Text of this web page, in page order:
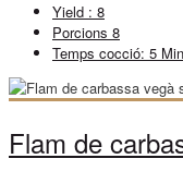
Yield : 8
Porcions 8
Temps cocció: 5 Min
Flam de